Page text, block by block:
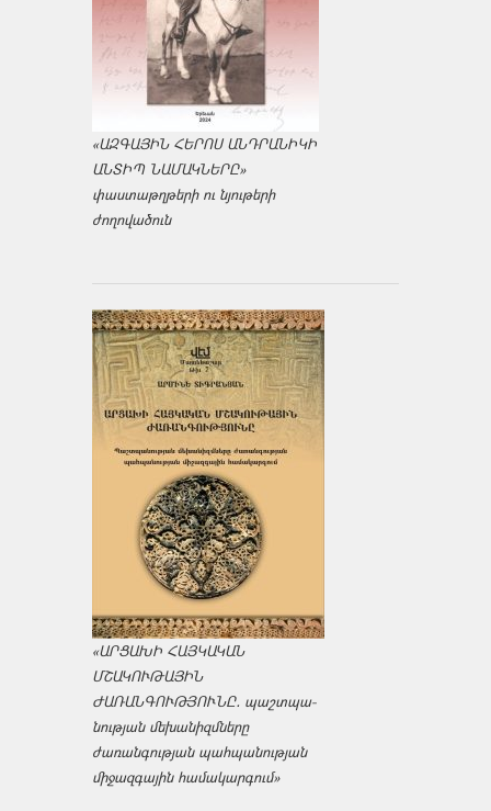
«ԱԶԳԱՅԻՆ ՀԵՐՈՍ ԱՆԴՐԱՆԻԿԻ
ԱՆՏԻՊ ՆԱՄԱԿՆԵՐԸ»
փաստաթղթերի ու նյութերի
ժողովածուն
«ԱՐՑԱԽԻ ՀԱՅԿԱԿԱՆ
ՄՇԱԿՈՒԹԱՅԻՆ
ԺԱՌԱՆԳՈՒԹՅՈՒՆԸ․ պաշտպա­
նության մեխանիզմները
ժառանգության պահպանության
միջազ­գային համակարգում»